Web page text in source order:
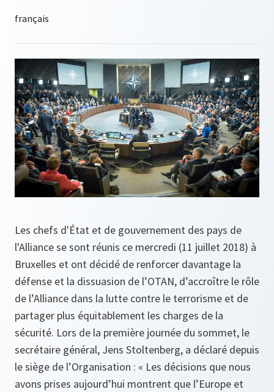
Les chefs d'État et de gouvernement des pays de
l'Alliance se sont réunis ce mercredi (11 juillet 2018) à
Bruxelles et ont décidé de renforcer davantage la
défense et la dissuasion de l’OTAN, d’accroître le rôle
de l’Alliance dans la lutte contre le terrorisme et de
partager plus équitablement les charges de la
sécurité. Lors de la première journée du sommet, le
secrétaire général, Jens Stoltenberg, a déclaré depuis
le siège de l’Organisation : « Les décisions que nous
avons prises aujourd’hui montrent que l’Europe et